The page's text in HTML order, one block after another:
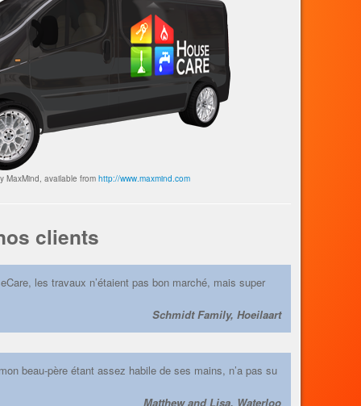
MaxMind, available from http://www.maxmind.com
clients
les travaux n’étaient pas bon marché, mais super
Schmidt Family, Hoeilaart
beau-père étant assez habile de ses mains, n’a pas su
Matthew and Lisa, Waterloo